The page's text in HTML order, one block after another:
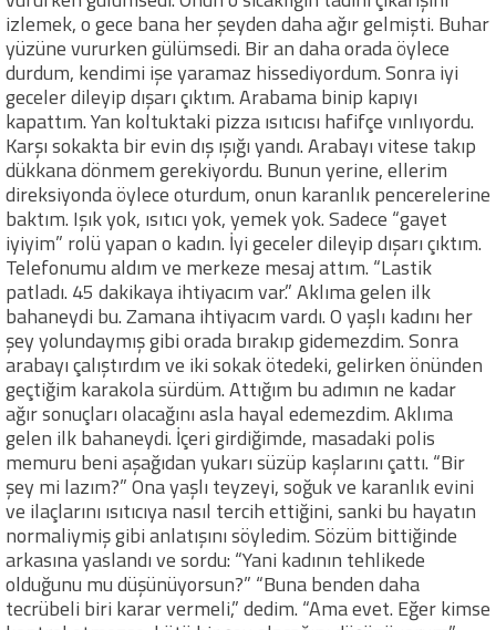
izlemek, o gece bana her şeyden daha ağır gelmişti. Buhar
yüzüne vururken gülümsedi. Bir an daha orada öylece
durdum, kendimi işe yaramaz hissediyordum. Sonra iyi
geceler dileyip dışarı çıktım. Arabama binip kapıyı
kapattım. Yan koltuktaki pizza ısıtıcısı hafifçe vınlıyordu.
Karşı sokakta bir evin dış ışığı yandı. Arabayı vitese takıp
dükkana dönmem gerekiyordu. Bunun yerine, ellerim
direksiyonda öylece oturdum, onun karanlık pencerelerine
baktım. Işık yok, ısıtıcı yok, yemek yok. Sadece “gayet
iyiyim” rolü yapan o kadın. İyi geceler dileyip dışarı çıktım.
Telefonumu aldım ve merkeze mesaj attım. “Lastik
patladı. 45 dakikaya ihtiyacım var.” Aklıma gelen ilk
bahaneydi bu. Zamana ihtiyacım vardı. O yaşlı kadını her
şey yolundaymış gibi orada bırakıp gidemezdim. Sonra
arabayı çalıştırdım ve iki sokak ötedeki, gelirken önünden
geçtiğim karakola sürdüm. Attığım bu adımın ne kadar
ağır sonuçları olacağını asla hayal edemezdim. Aklıma
gelen ilk bahaneydi. İçeri girdiğimde, masadaki polis
memuru beni aşağıdan yukarı süzüp kaşlarını çattı. “Bir
şey mi lazım?” Ona yaşlı teyzeyi, soğuk ve karanlık evini
ve ilaçlarını ısıtıcıya nasıl tercih ettiğini, sanki bu hayatın
normaliymiş gibi anlatışını söyledim. Sözüm bittiğinde
arkasına yaslandı ve sordu: “Yani kadının tehlikede
olduğunu mu düşünüyorsun?” “Buna benden daha
tecrübeli biri karar vermeli,” dedim. “Ama evet. Eğer kimse